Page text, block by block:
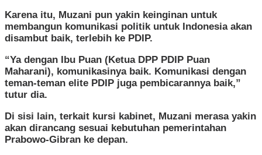
Karena itu, Muzani pun yakin keinginan untuk
membangun komunikasi politik untuk Indonesia akan
disambut baik, terlebih ke PDIP.
“Ya dengan Ibu Puan (Ketua DPP PDIP Puan
Maharani), komunikasinya baik. Komunikasi dengan
teman-teman elite PDIP juga pembicarannya baik,”
tutur dia.
Di sisi lain, terkait kursi kabinet, Muzani merasa yakin
akan dirancang sesuai kebutuhan pemerintahan
Prabowo-Gibran ke depan.